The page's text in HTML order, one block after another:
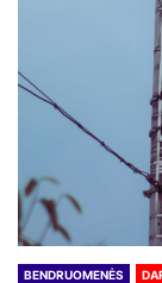
BENDRUOMENĖS